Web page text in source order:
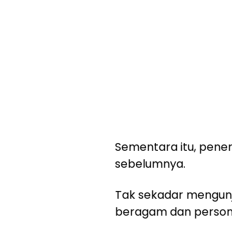
Sementara itu,
sebelumnya.
Tak sekadar
beragam dan